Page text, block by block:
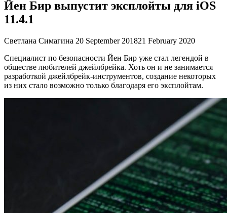
Йен Бир выпустит эксплойты для iOS
11.4.1
Светлана Симагина 20 September 201821 February 2020
Специалист по безопасности Йен Бир уже стал легендой в
обществе любителей джейлбрейка. Хоть он и не занимается
разработкой джейлбрейк-инструментов, создание некоторых
из них стало возможно только благодаря его эксплойтам.